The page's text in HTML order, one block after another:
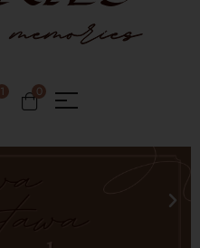
1 0